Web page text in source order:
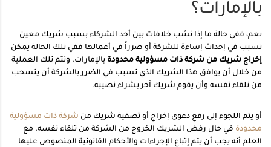
بالإمارات؟
نعم، ففي حالة ما إذا نشب خلافات بين أحد الشركاء بسبب شريك معين
تسبب في إحداث إساءة للشركة أو ضرراً في أعمالها ففي تلك الحالة يمكن
إخراج شريك من شركة ذات مسؤولية محدودة بالإمارات. وتتم تلك العملية
من خلال أن يوافق هذا الشريك الذي تسبب في الضرر بالشركة أن ينسحب
من تلقاء نفسه وأن يقوم شريك آخر بشراء نصيبه.
أو يتم اللجوء إلى رفع دعوى إخراج أو تصفية شريك من شركة ذات مسؤولية
محدودة في حال رفض الشريك الخروج من الشركة من تلقاء نفسه. مع
العلم أنه يجب أن يتم إتباع الإجراءات والأحكام القانونية المنصوص عليها